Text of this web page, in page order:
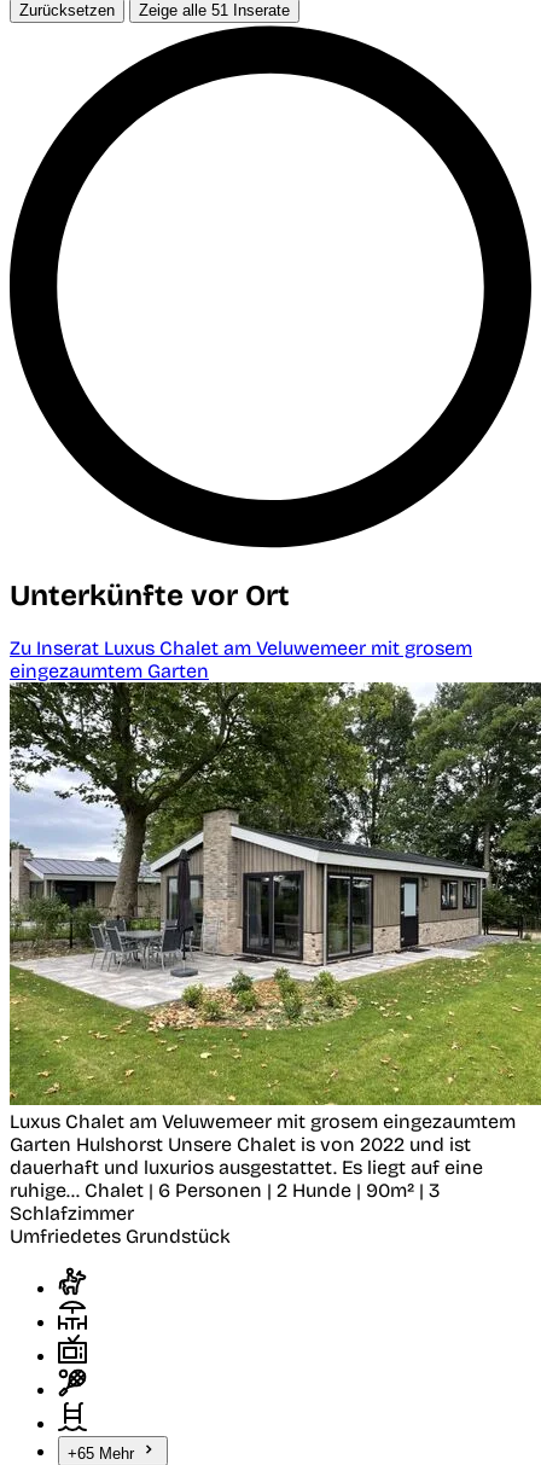
Zurücksetzen
Zeige alle 51 Inserate
Unterkünfte vor Ort
Zu Inserat Luxus Chalet am Veluwemeer mit grosem
eingezaumtem Garten
Luxus Chalet am Veluwemeer mit grosem eingezaumtem
Garten Hulshorst Unsere Chalet is von 2022 und ist
dauerhaft und luxurios ausgestattet. Es liegt auf eine
ruhige... Chalet | 6 Personen | 2 Hunde | 90m² | 3
Schlafzimmer
Umfriedetes Grundstück
+65 Mehr